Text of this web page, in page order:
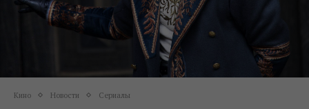
Кино Новости Сериалы